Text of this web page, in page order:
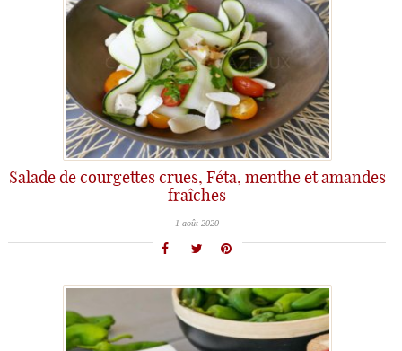
Salade de courgettes crues, Féta, menthe et amandes
fraîches
1 août 2020